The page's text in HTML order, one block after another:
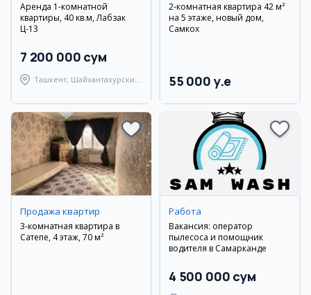
Аренда 1-комнатной
квартиры, 40 кв.м, Лабзак
Ц-13
7 200 000 сум
Ташкент, Шайхантахурский
2-комнатная квартира 42 м²
на 5 этаже, новый дом,
Самкох
55 000 y.e
Продажа квартир
3-комнатная квартира в
Сатепе, 4 этаж, 70 м²
Работа
Вакансия: оператор
пылесоса и помощник
водителя в Самарканде
4 500 000 сум